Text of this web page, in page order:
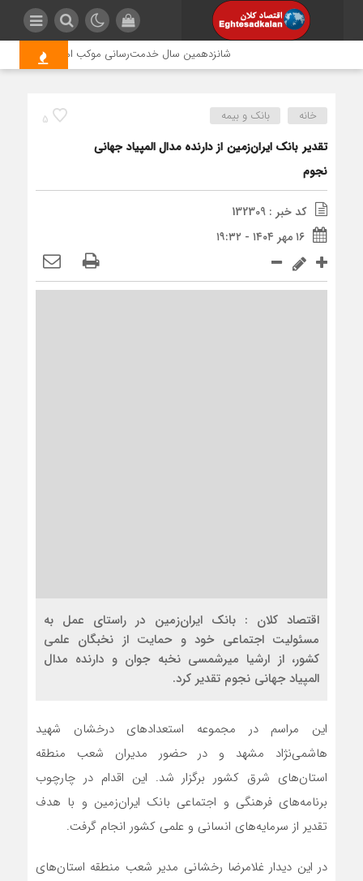
شانزدهمین سال خدمت‌رسانی موکب امام رضا (ع)
5 خانه بانک و بیمه
تقدیر بانک ایران‌زمین از دارنده مدال المپیاد جهانی
نجوم
کد خبر : 132309
۱۶ مهر ۱۴۰۴ - ۱۹:۳۲
اقتصاد کلان : بانک ایران‌زمین در راستای عمل به
مسئولیت اجتماعی خود و حمایت از نخبگان علمی
کشور، از ارشیا میرشمسی نخبه جوان و دارنده مدال
المپیاد جهانی نجوم تقدیر کرد.
این مراسم در مجموعه استعدادهای درخشان شهید
هاشمی‌نژاد مشهد و در حضور مدیران شعب منطقه
استان‌های شرق کشور برگزار شد. این اقدام در چارچوب
برنامه‌های فرهنگی و اجتماعی بانک ایران‌زمین و با هدف
تقدیر از سرمایه‌های انسانی و علمی کشور انجام گرفت.
در این دیدار غلامرضا رخشانی مدیر شعب منطقه استان‌های